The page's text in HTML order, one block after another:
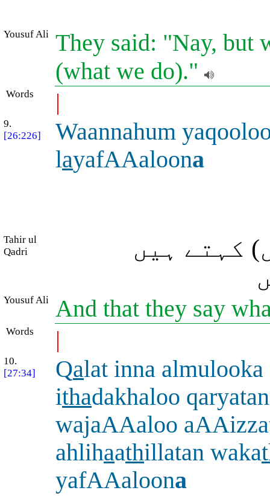
Yousuf Ali They said: "Nay, but
(what we do)."
Words |
9.
[26:226]
Waannahum
layafAAaloona
Tahir ul
Qadri
کہتے ہیں
Yousuf Ali And that they say
Words |
10.
[27:34]
Qalat inna almulooka
ithadakhaloo
wajaAAaloo
ahlihaathillatan waka
yafAAaloona